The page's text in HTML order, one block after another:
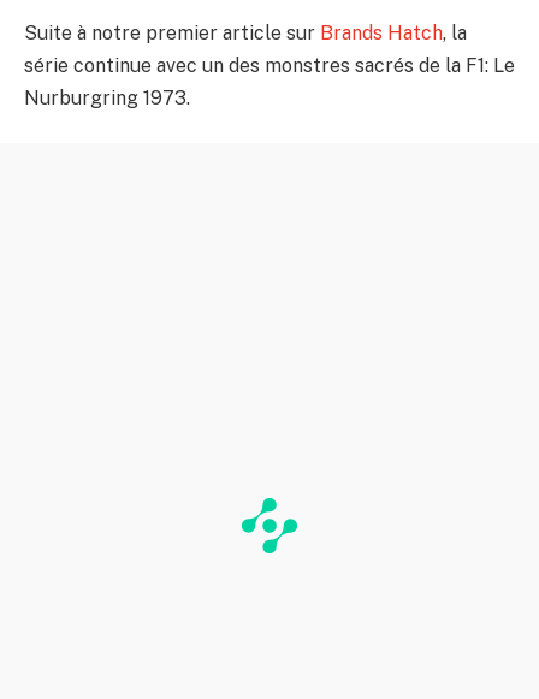
Suite à notre premier article sur Brands Hatch, la
série continue avec un des monstres sacrés de la F1: Le
Nurburgring 1973.